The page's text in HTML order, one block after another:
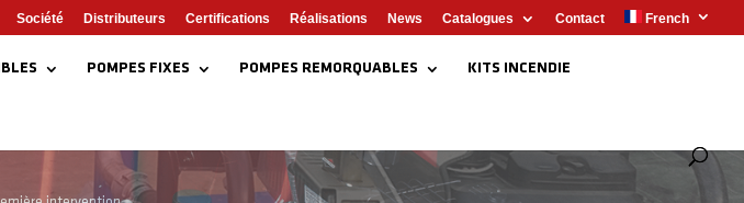
Société Distributeurs Certifications Réalisations News Catalogues Contact French
POMPES FIXES POMPES REMORQUABLES KITS INCENDIE